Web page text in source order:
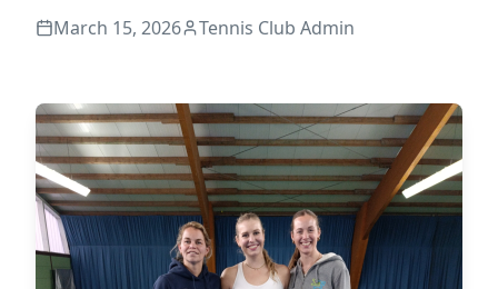
March 15, 2026 Tennis Club Admin